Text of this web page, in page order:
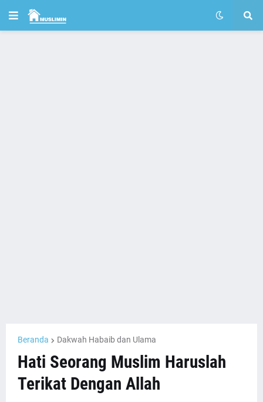
Beranda Dakwah Habaib dan Ulama
Hati Seorang Muslim Haruslah
Terikat Dengan Allah